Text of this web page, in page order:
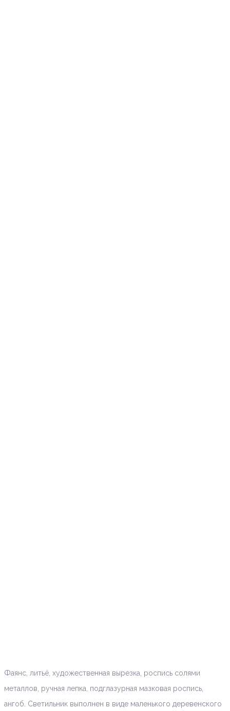
Фаянс, литьё, художественная вырезка, роспись солями
металлов, ручная лепка, подглазурная мазковая роспись,
ангоб. Светильник выполнен в виде маленького деревенского